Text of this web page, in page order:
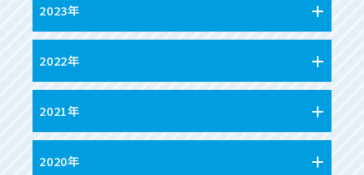
2023年
2022年
2021年
2020年